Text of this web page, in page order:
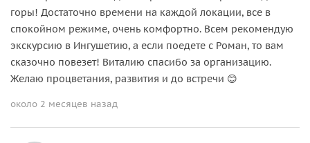
горы! Достаточно времени на каждой локации, все в
спокойном режиме, очень комфортно. Всем рекомендую
экскурсию в Ингушетию, а если поедете с Роман, то вам
сказочно повезет! Виталию спасибо за организацию.
Желаю процветания, развития и до встречи 😊
около 2 месяцев назад